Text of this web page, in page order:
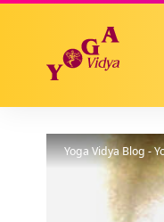
Yoga Vidya Blog -